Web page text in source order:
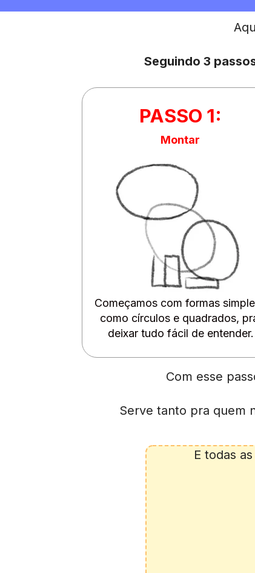
Seguindo 3
PASSO 1:
Montar
Começamos com formas
como círculos e quadrados,
deixar tudo fácil de entender.
Com esse
Serve tanto pra quem
E todas